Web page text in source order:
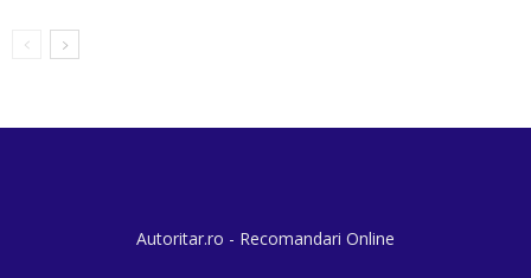
Autoritar.ro - Recomandari Online